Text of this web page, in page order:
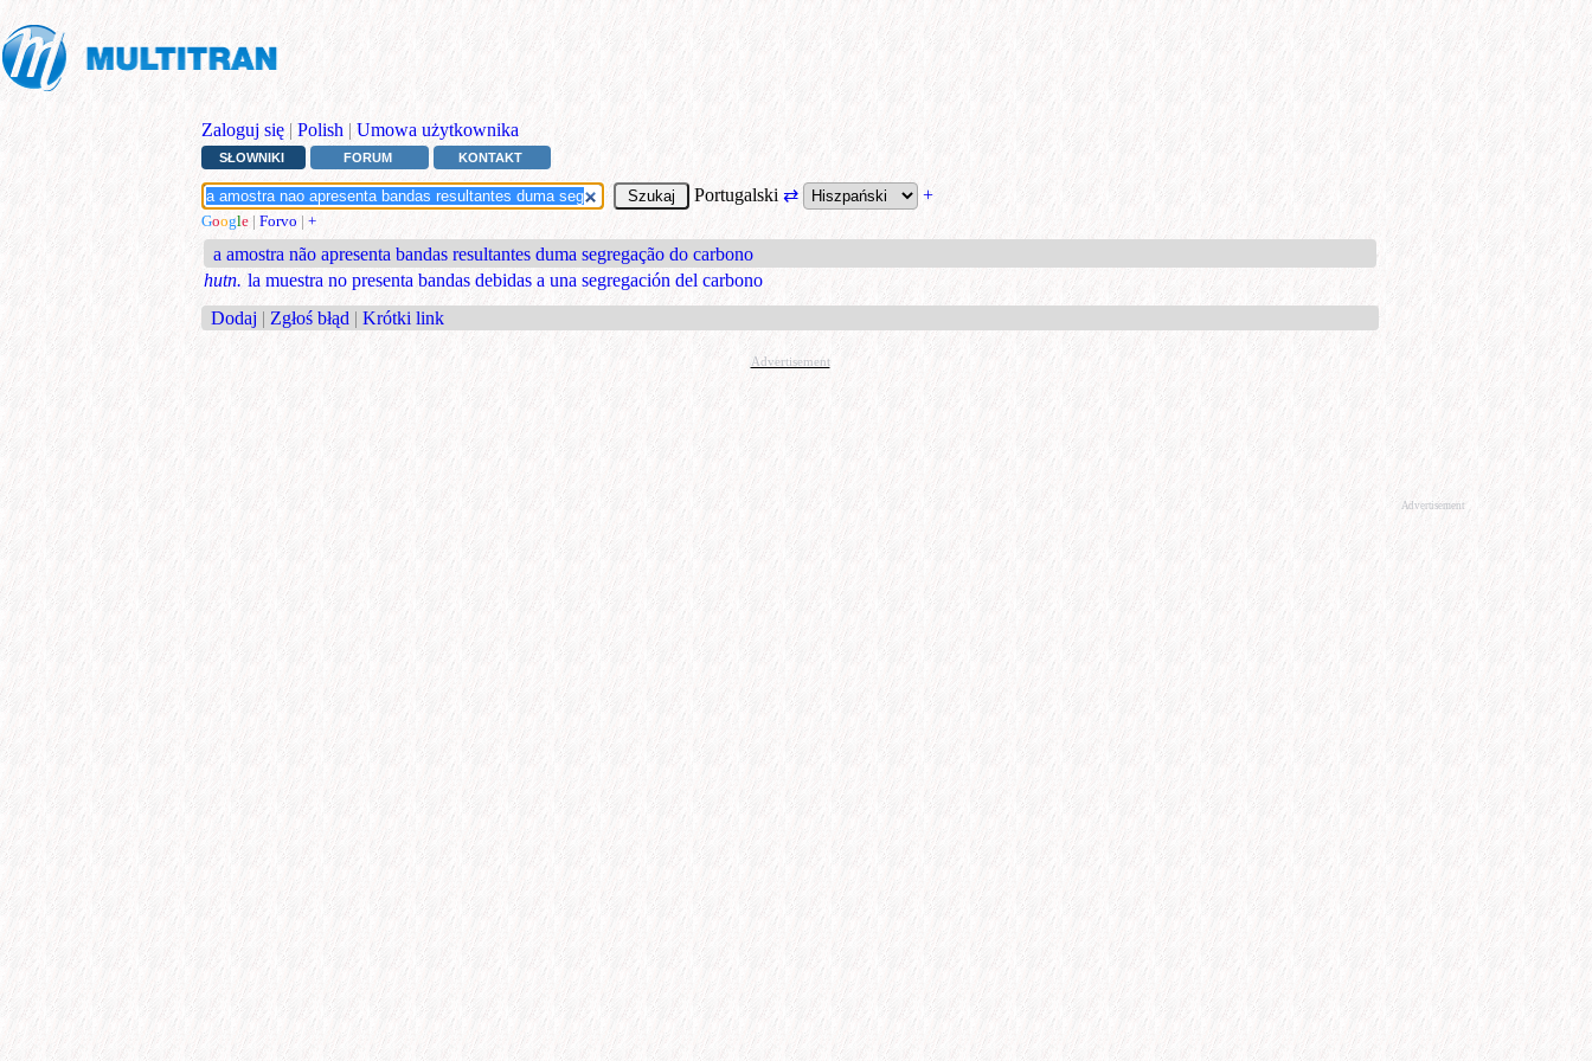
Zaloguj się | Polish | Umowa użytkownika
SŁOWNIKI FORUM KONTAKT
Portugalski ⇄ +
Google | Forvo | +
a amostra não apresenta bandas resultantes duma segregação do carbono
hutn. la muestra no presenta bandas debidas a una segregación del carbono
Dodaj | Zgłoś błąd | Krótki link
Advertisement
Advertisement